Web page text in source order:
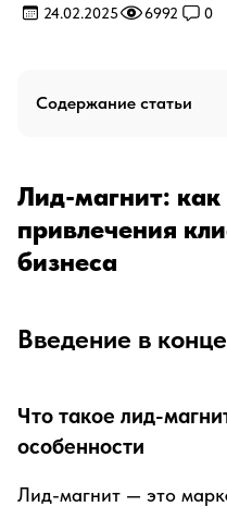
24.02.2025 6992 0
Содержание статьи
Лид-магнит: как
привлечения
бизнеса
Введение в
Что такое лид-
особенности
Лид-магнит — это